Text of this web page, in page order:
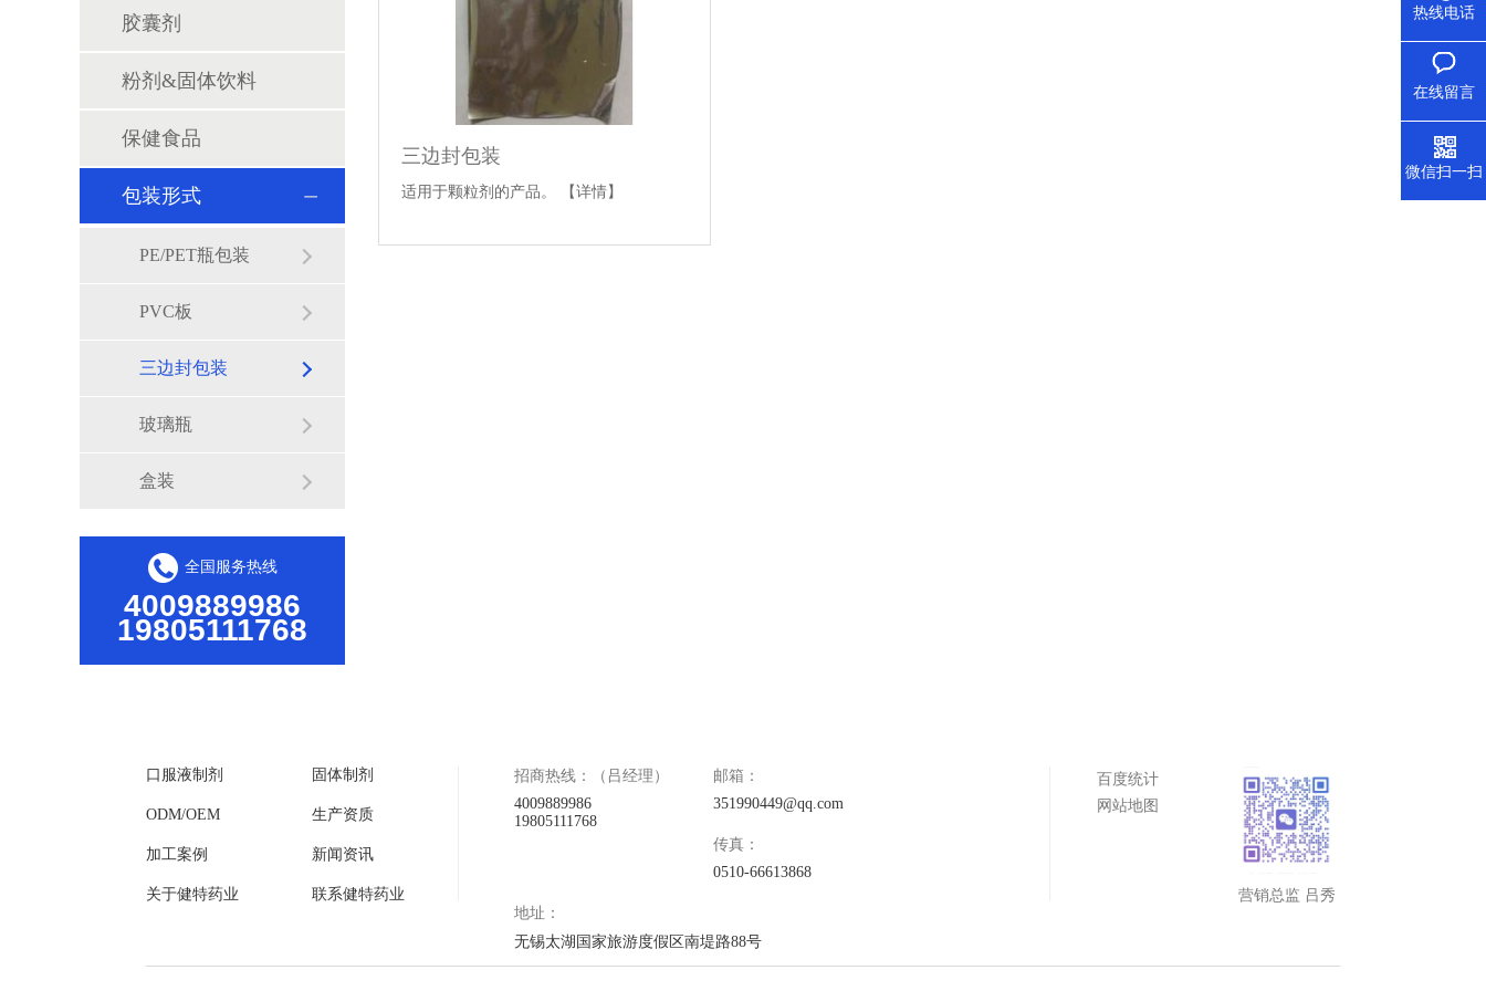
胶囊剂
粉剂&固体饮料
保健食品
包装形式
PE/PET瓶包装
PVC板
三边封包装
玻璃瓶
盒装
全国服务热线
4009889986
19805111768
三边封包装
适用于颗粒剂的产品。 【详情】
口服液制剂 固体制剂
ODM/OEM 生产资质
加工案例 新闻资讯
关于健特药业 联系健特药业
招商热线：（吕经理）
4009889986
19805111768
邮箱：
351990449@qq.com
传真：
0510-66613868
地址：
无锡太湖国家旅游度假区南堤路88号
百度统计
网站地图
营销总监 吕秀
热线电话
在线留言
微信扫一扫